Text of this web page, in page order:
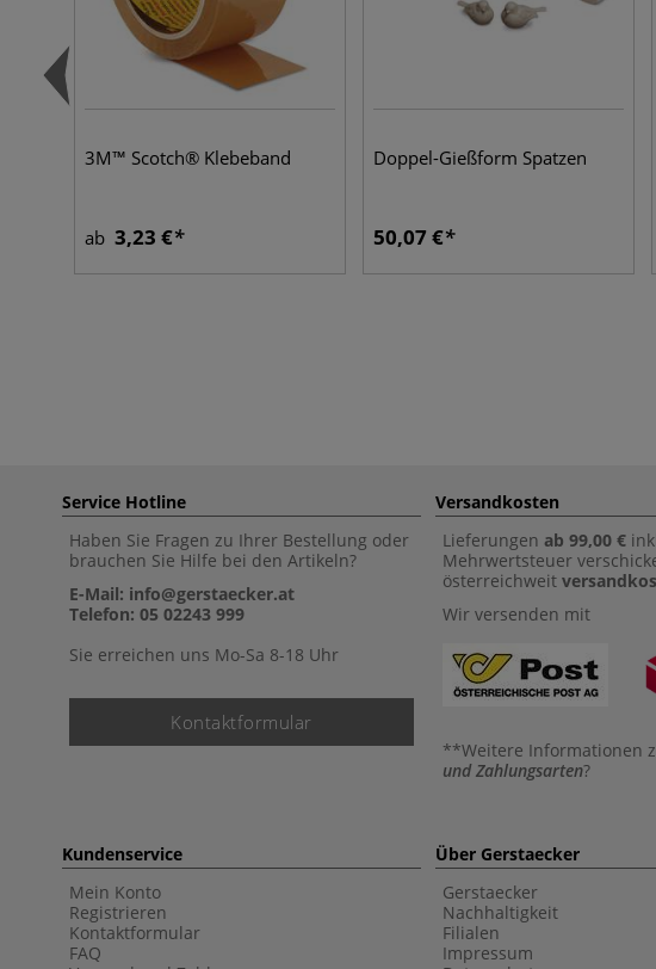
3M™ Scotch® Klebeband
ab 3,23 €
Doppel-Gießform Spatzen
50,07 €
Service Hotline
Haben Sie Fragen zu Ihrer Bestellung oder
brauchen Sie Hilfe bei den Artikeln?
E-Mail: info@gerstaecker.at
Telefon: 05 02243 999
Sie erreichen uns Mo-Sa 8-18 Uhr
Kontaktformular
Versandkosten
Lieferungen ab 99,00 €
Mehrwertsteuer
österreichweit
Wir versenden mit
**Weitere Informationen
und Zahlungsarten?
Kundenservice
Mein Konto
Registrieren
Kontaktformular
FAQ
Über Gerstaecker
Gerstaecker
Nachhaltigkeit
Filialen
Impressum